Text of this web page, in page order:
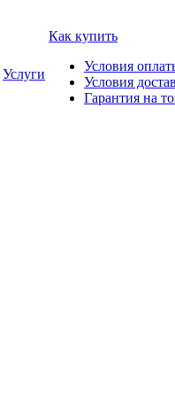
Услуги
Как купить
Условия
Условия
Гарантия на